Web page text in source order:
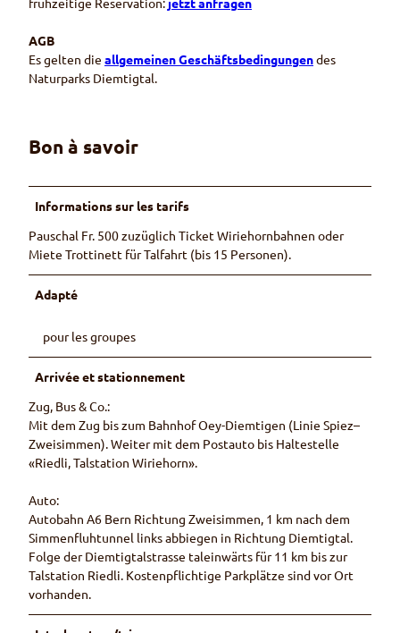
AGB
Es gelten die allgemeinen Geschäftsbedingungendes
Naturparks Diemtigtal.
Bon à savoir
Informations sur les tarifs
Pauschal Fr. 500 zuzüglich Ticket Wiriehornbahnen oder
Miete Trottinett für Talfahrt (bis 15 Personen).
Adapté
pour les groupes
Arrivée et stationnement
Zug, Bus & Co.:
Mit dem Zug bis zum Bahnhof Oey-Diemtigen (Linie Spiez–
Zweisimmen). Weiter mit dem Postauto bis Haltestelle
«Riedli, Talstation Wiriehorn».
Auto:
Autobahn A6 Bern Richtung Zweisimmen, 1 km nach dem
Simmenfluhtunnel links abbiegen in Richtung Diemtigtal.
Folge der Diemtigtalstrasse taleinwärts für 11 km bis zur
Talstation Riedli. Kostenpflichtige Parkplätze sind vor Ort
vorhanden.